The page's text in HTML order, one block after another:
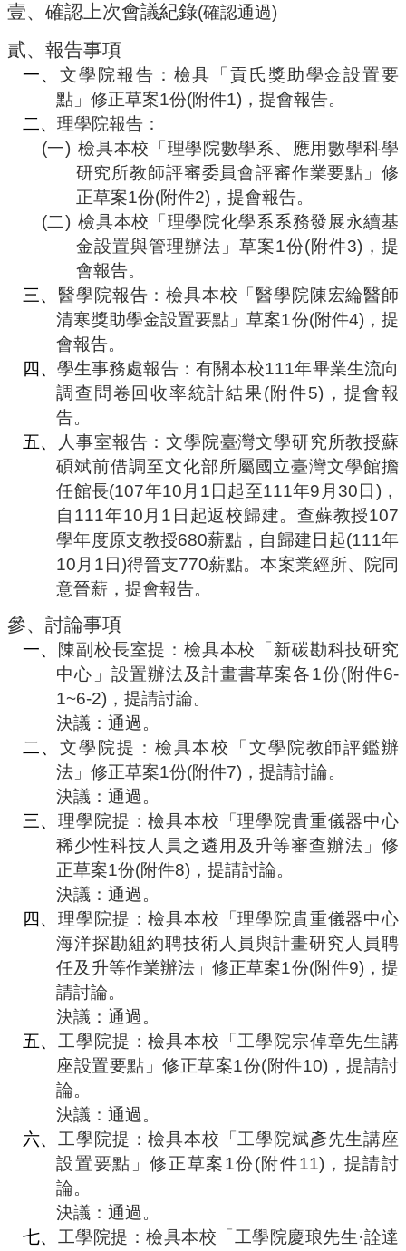
會
議
員
合
錄
關
壹、 確認上次會議紀錄(確認通過)
貳、 報告事項
一、文學院報告：檢具「貢氏獎助學金設置要
點」修正草案1份(附件1) ，提會報告。
二、 理學院報告：
(一) 檢具本校「理學院數學系、應用數學科學
研究所教師評審委員會評審作業要點」修
正草案1份(附件2) ，提會報告。
(二) 檢具本校「理學院化學系系務發展永續基
金設置與管理辦法」草案1份(附件3) ，提
會報告。
三、醫學院報告：檢具本校「醫學院陳宏綸醫師
清寒獎助學金設置要點」草案1份(附件4) ，提
會報告。
四、 學生事務處報告：有關本校111年畢業生流向
調查問卷回收率統計結果(附件5) ，提會報
告。
五、
人事室報告：文學院臺灣文學研究所教授蘇
碩斌前借調至文化部所屬國立臺灣文學館擔
任館長(107年10 月 1 日起至111年9 月 30 日 ) ，
自 111年10 月 1 日起返校歸建。查蘇教授107
學年度原支教授680薪點，自歸建日起(111年
10 月 1 日)得晉支770薪點。本案業經所、院同
意晉薪，提會報告。
參、 討論事項
一、 陳副校長室提：檢具本校「新碳勘科技研究
中心」設置辦法及計畫書草案各1份(附件6-
1~6-2) ，提請討論。
決議：通過。
二、文學院提：檢具本校「文學院教師評鑑辦
法」修正草案1份(附件7) ，提請討論。
決議：通過。
三、理學院提：檢具本校「理學院貴重儀器中心
稀少性科技人員之遴用及升等審查辦法」修
正草案1份(附件8) ，提請討論。
決議：通過。
四、理學院提：檢具本校「理學院貴重儀器中心
海洋探勘組約聘技術人員與計畫研究人員聘
任及升等作業辦法」修正草案1份(附件9) ，提
請討論。
決議：通過。
五、 工學院提：檢具本校「工學院宗倬章先生講
座設置要點」修正草案1份(附件10) ，提請討
論。
決議：通過。
六、 工學院提：檢具本校「工學院斌彥先生講座
設置要點」修正草案1份(附件11) ，提請討
論。
決議：通過。
七、 工學院提：檢具本校「工學院慶琅先生·詮達